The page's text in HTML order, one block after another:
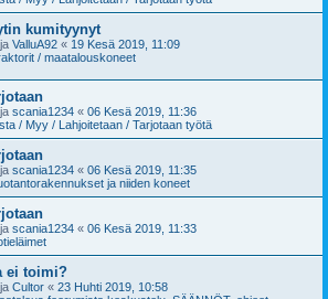
kumityynyt
ValluA92 « 19 Kesä 2019, 11:09
/ maatalouskoneet
scania1234 « 06 Kesä 2019, 11:36
/ Myy / Lahjoitetaan / Tarjotaan työtä
scania1234 « 06 Kesä 2019, 11:35
ja niiden koneet
scania1234 « 06 Kesä 2019, 11:33
ei toimi?
Cultor « 23 Huhti 2019, 10:58